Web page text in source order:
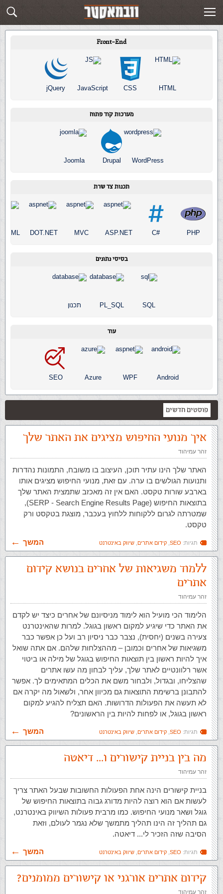
מדריכי בניית אתרים
Front-End
HTML
CSS
JavaScript
jQuery
מערכות קוד פתוח
WordPress
Drupal
Joomla
תכנות צד שרת
PHP
C#
ASP.NET
MVC
DOT.NET
בסיסי נתונים
SQL
PL_SQL תכנון
עוד
Android
WPF
Azure
SEO
פוסטים חדשים
איך מנועי החיפוש מציגים את האתר שלך
זהר עמיהוד
האתר שלך הינו עתיר תוכן, העיצוב בו משובח, התמונות נהדרות
ותנועות הגולשים בו ערה. עם זאת, מנועי החיפוש מציגים אותו
בארבע שורות טקסט. האם אין זה מאכזב שתמצית האתר שלך
בתוצאות החיפוש (SERP - Search Engine Results Page),
שמטרתה לגרום ללקוחות ללחוץ בעכבר, מוצגת בטקסט ורק
טקסט.
תגיות: SEO קידום אתרים שיווק באינטרנט המשך
ללמוד משגיאות של אחרים בנושא קידום
אתרים
זהר עמיהוד
הלימוד הכי מועיל הוא לימוד מניסיונם של אחרים כיצד יש לקדם
את האתר כדי שיגיע למקום ראשון בגוגל. למרות שהאינטרנט
צעירה בשנים (יחסית), נצבר כבר ניסיון רב ועל כן אפשר כבר
משגיאות של אחרים וכמובן – מההצלחות שלהם. אם אתה שואל
איך להיות ראשון בין תוצאות החיפוש בגוגל של מילה או ביטוי
אשר רלוונטיים לאתר שלך, עליך לבחון מה עשו אתרים
שהצליחו, ובגדול, ולבחור משם את הכלים המתאימים לך. אפשר
להתבונן ברשימת התוצאות גם מכיוון אחר, ולשאול מה יקרה אם
לא תעשה את הפעולות הדרושות. האם תצליח להגיע למקום
ראשון בגוגל, או לפחות להיות בין הראשונים?
תגיות: SEO קידום אתרים שיווק באינטרנט המשך
מה בין בניית קישורים ו… דיאטה
זהר עמיהוד
בניית קישורים הינה אחת הפעולות החשובות שבעל האתר צריך
לעשות אם הוא רוצה להיות מדורג גבוה בתוצאות החיפוש של
גוגל ושאר מנועי החיפוש. כמו מרבית פעולות השיווק באינטרנט,
גם תהליך זה הינו תהליך מתמשך שלא נגמר לעולם, וזאת
הסיבה שזה הזכיר לי... דיאטה.
תגיות: SEO קידום אתרים שיווק באינטרנט המשך
קידום אתרים אורגני או קישורים ממומנים?
זהר עמיהוד